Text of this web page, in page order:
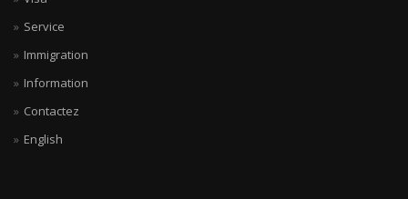
Service
Immigration
Information
Contactez
English